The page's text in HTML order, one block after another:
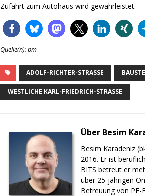
Zufahrt zum Autohaus wird gewährleistet.
Quelle(n): pm
ADOLF-RICHTER-STRASSE
WESTLICHE KARL-FRIEDRICH-STRASSE
Über Besim
Besim Karadeniz
2016. Er ist
BITS betreut er
über 25-jährigen
Betreuung von PF-